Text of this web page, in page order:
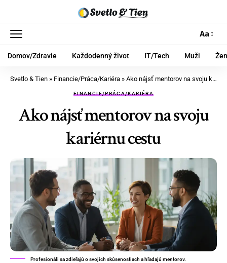
Aa
Domov/Zdravie Každodenný život IT/Tech Muži
Svetlo & Tien » Financie/Práca/Kariéra » Ako nájsť mentorov na svoju kariérnu cestu
FINANCIE/PRÁCA/KARIÉRA
Ako nájsť mentorov na svoju
kariérnu cestu
Profesionáli sa zdieľajú o svojich skúsenostiach a hľadajú mentorov.